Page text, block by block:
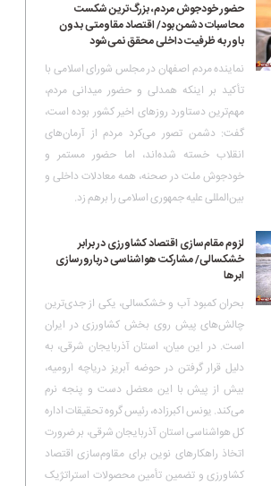
حضور خودجوش مردم، بزرگ‌ترین شکست
محاسبات دشمن بود/ اقتصاد مقاومتی بدون
باور به ظرفیت داخلی محقق نمی‌شود
نماینده مردم اصفهان در مجلس شورای اسلامی با
تأکید بر اینکه همدلی و حضور میدانی مردم،
مهم‌ترین دستاورد روزهای اخیر کشور بوده است،
گفت: دشمن تصور می‌کرد مردم از آرمان‌های
انقلاب خسته شده‌اند، اما حضور مستمر و
خودجوش ملت در صحنه، همه معادلات داخلی و
بین‌المللی علیه جمهوری اسلامی را برهم زد.
لزوم مقا‌م‌سازی اقتصاد کشاورزی در برابر
خشکسالی/ مشارکت هواشناسی دربارورسازی
ابرها
بحران کمبود آب و خشکسالی، یکی از جدی‌ترین
چالش‌های پیش روی بخش کشاورزی در ایران
است. در این میان، استان آذربایجان شرقی، به
دلیل قرار گرفتن در حوضه آبریز دریاچه ارومیه،
بیش از پیش با این معضل دست و پنجه نرم
می‌کند. یونس اکبرزاده، رئیس گروه تحقیقات اداره
کل هواشناسی استان آذربایجان شرقی، بر ضرورت
اتخاذ راهکارهای نوین برای مقاوم‌سازی اقتصاد
کشاورزی و تضمین تأمین محصولات استراتژیک